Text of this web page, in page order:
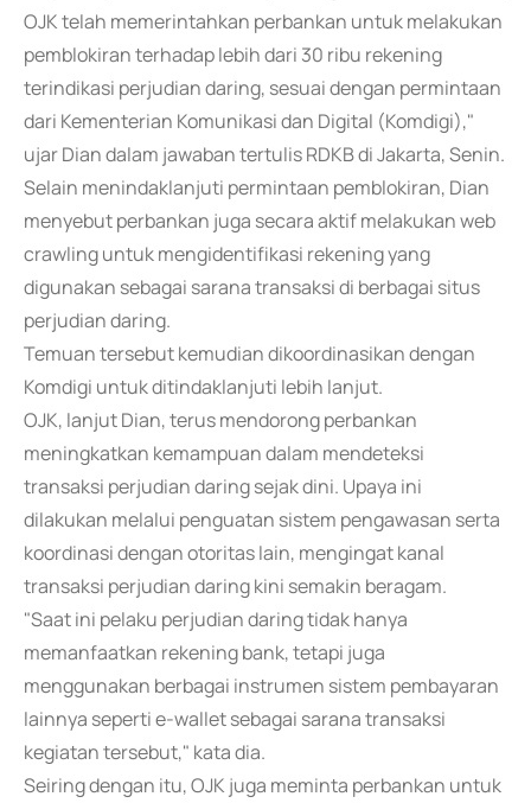
OJK telah memerintahkan perbankan untuk melakukan
pemblokiran terhadap lebih dari 30 ribu rekening
terindikasi perjudian daring, sesuai dengan permintaan
dari Kementerian Komunikasi dan Digital (Komdigi),"
ujar Dian dalam jawaban tertulis RDKB di Jakarta, Senin.
Selain menindaklanjuti permintaan pemblokiran, Dian
menyebut perbankan juga secara aktif melakukan web
crawling untuk mengidentifikasi rekening yang
digunakan sebagai sarana transaksi di berbagai situs
perjudian daring.
Temuan tersebut kemudian dikoordinasikan dengan
Komdigi untuk ditindaklanjuti lebih lanjut.
OJK, lanjut Dian, terus mendorong perbankan
meningkatkan kemampuan dalam mendeteksi
transaksi perjudian daring sejak dini. Upaya ini
dilakukan melalui penguatan sistem pengawasan serta
koordinasi dengan otoritas lain, mengingat kanal
transaksi perjudian daring kini semakin beragam.
"Saat ini pelaku perjudian daring tidak hanya
memanfaatkan rekening bank, tetapi juga
menggunakan berbagai instrumen sistem pembayaran
lainnya seperti e-wallet sebagai sarana transaksi
kegiatan tersebut," kata dia.
Seiring dengan itu, OJK juga meminta perbankan untuk